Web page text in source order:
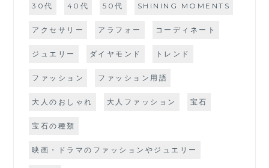
30代 40代 50代 SHINING MOMENTS
アクセサリー アラフォー コーディネート
ジュエリー ダイヤモンド トレンド
ファッション ファッション用語
大人のおしゃれ 大人ファッション 宝石
宝石の種類
映画・ドラマのファッションやジュエリー